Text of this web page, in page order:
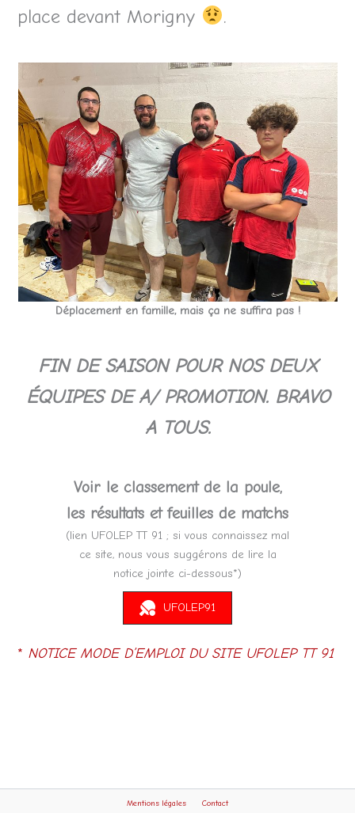
place devant Morigny
.
Déplacement en famille, mais ça ne suffira pas !
FIN DE SAISON POUR NOS DEUX
ÉQUIPES DE A/ PROMOTION. BRAVO
A TOUS.
Voir le classement de la poule,
les résultats et feuilles de matchs
(lien UFOLEP TT 91 ; si vous connaissez mal
ce site, nous vous suggérons de lire la
notice jointe ci-dessous*)
UFOLEP91
* NOTICE MODE D’EMPLOI DU SITE UFOLEP TT 91
Mentions légales Contact